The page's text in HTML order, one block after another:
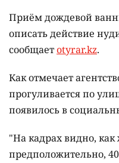
Приём дождевой
описать действие
сообщаетotyrar.kz.
Как отмечает
прогуливается по
появилось в
"На кадрах видно,
предположительно,